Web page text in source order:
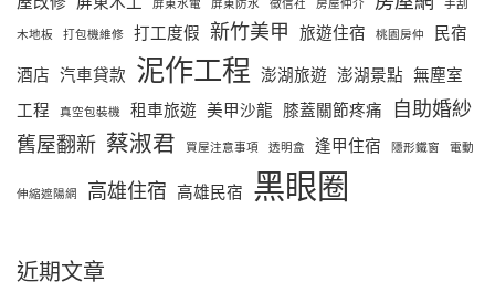
屏東水電 屏東防水 徵信社 房屋仲介
手刮
木地板
打包機維修 打工度假 新竹美甲 旅遊住宿 桃園房仲
民宿
酒店 汽車貸款 泥作工程 澎湖旅遊 澎湖景點 無塵室
工程
真空包裝機 租車旅遊 美甲沙龍 膝蓋關節疼痛
自助婚紗
舊屋翻新 蔡淑君 買屋注意事項 透明盒 逢甲住宿 隱形鐵窗 電動
伸縮遮陽網 高雄住宿 高雄民宿 黑眼圈
近期文章